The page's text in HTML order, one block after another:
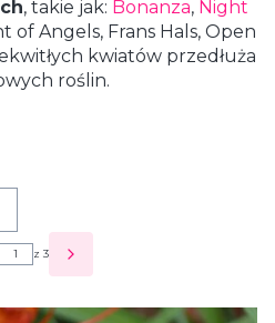
, takie jak: Bonanza, Night
of Angels, Frans Hals, Open
kwiatów przedłuża
roślin.
z 3 NASTĘPNE PRODUKTY